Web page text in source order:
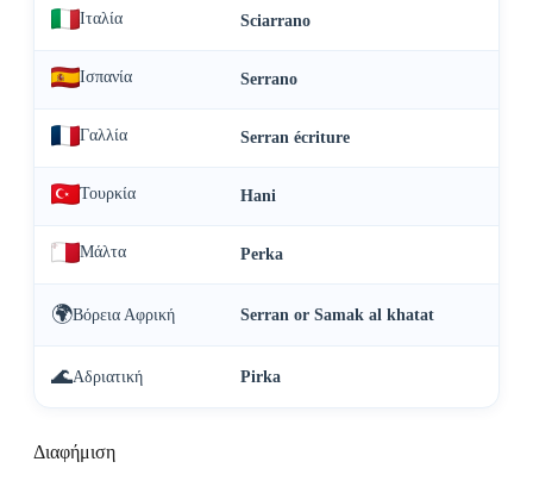
Ιταλία Sciarrano
Ισπανία Serrano
Γαλλία Serran écriture
Τουρκία Hani
Μάλτα Perka
🌍Βόρεια Αφρική Serran or Samak al khatat
🌊Αδριατική Pirka
Διαφήμιση